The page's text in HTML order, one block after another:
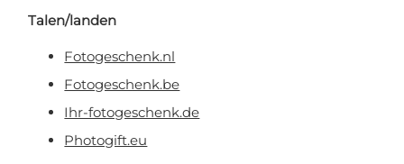
Talen/landen
Fotogeschenk.nl
Fotogeschenk.be
Ihr-fotogeschenk.de
Photogift.eu